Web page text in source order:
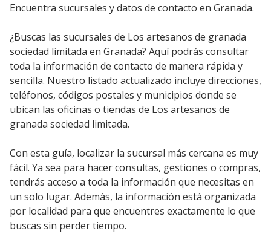
Encuentra sucursales y datos de contacto en Granada.
¿Buscas las sucursales de Los artesanos de granada
sociedad limitada en Granada? Aquí podrás consultar
toda la información de contacto de manera rápida y
sencilla. Nuestro listado actualizado incluye direcciones,
teléfonos, códigos postales y municipios donde se
ubican las oficinas o tiendas de Los artesanos de
granada sociedad limitada.
Con esta guía, localizar la sucursal más cercana es muy
fácil. Ya sea para hacer consultas, gestiones o compras,
tendrás acceso a toda la información que necesitas en
un solo lugar. Además, la información está organizada
por localidad para que encuentres exactamente lo que
buscas sin perder tiempo.